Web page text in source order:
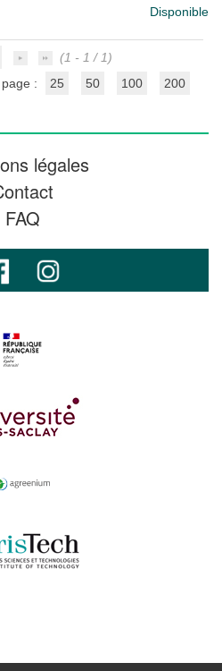
Disponible
(1 - 1 / 1)
:
25 50 100 200
légales
FAQ